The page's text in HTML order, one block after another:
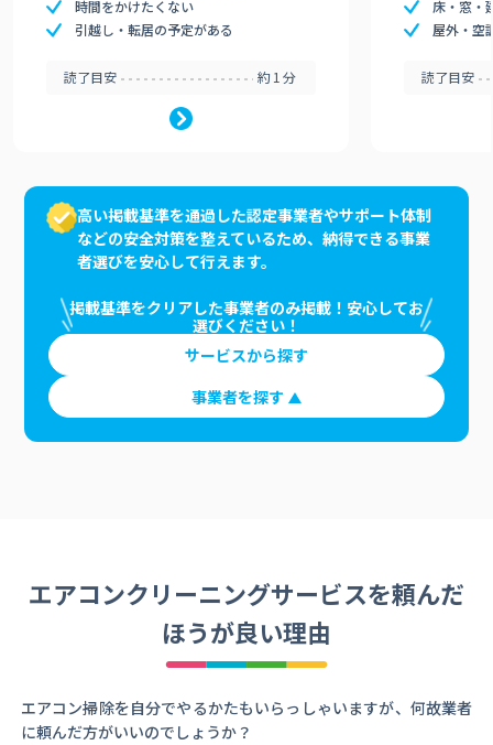
時間をかけたくない
引越し・転居の予定がある
読了目安 約1分
床・窓・
屋外・空
読了目安
高い掲載基準を通過した認定事業者やサポート体制
などの安全対策を整えているため、納得できる事業
者選びを安心して行えます。
掲載基準をクリアした事業者のみ掲載！安心してお
選びください！
サービスから探す
事業者を探す
エアコンクリーニングサービスを頼んだ
ほうが良い理由
エアコン掃除を自分でやるかたもいらっしゃいますが、何故業者
に頼んだ方がいいのでしょうか？